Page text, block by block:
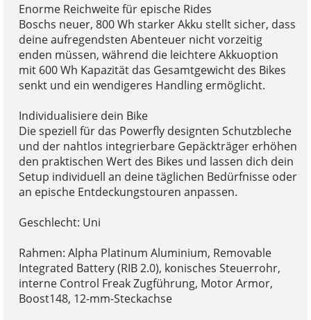
Enorme Reichweite für epische Rides
Boschs neuer, 800 Wh starker Akku stellt sicher, dass
deine aufregendsten Abenteuer nicht vorzeitig
enden müssen, während die leichtere Akkuoption
mit 600 Wh Kapazität das Gesamtgewicht des Bikes
senkt und ein wendigeres Handling ermöglicht.
Individualisiere dein Bike
Die speziell für das Powerfly designten Schutzbleche
und der nahtlos integrierbare Gepäckträger erhöhen
den praktischen Wert des Bikes und lassen dich dein
Setup individuell an deine täglichen Bedürfnisse oder
an epische Entdeckungstouren anpassen.
Geschlecht: Uni
Rahmen: Alpha Platinum Aluminium, Removable
Integrated Battery (RIB 2.0), konisches Steuerrohr,
interne Control Freak Zugführung, Motor Armor,
Boost148, 12-mm-Steckachse